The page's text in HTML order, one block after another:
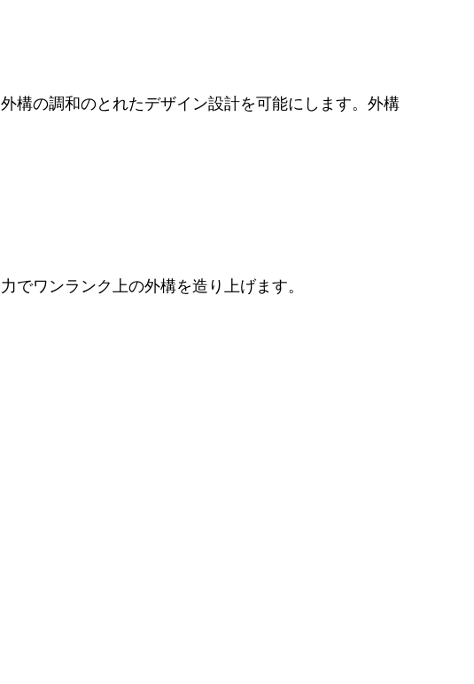
構の調和のとれたデザイン設計を可能にします。外構
でワンランク上の外構を造り上げます。